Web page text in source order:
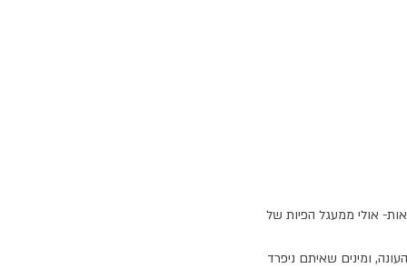
אולי ממעגל הפיות של
ומינים שאיתם ניפרד